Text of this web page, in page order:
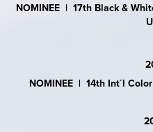
NOMINEE | 17th Black &
NOMINEE | 14th Int´l